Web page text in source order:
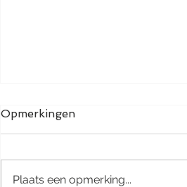
Opmerkingen
Plaats een opmerking...